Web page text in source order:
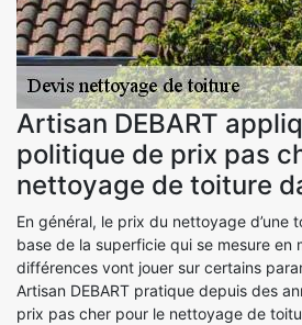
Artisan DEBART
politique de prix pas
nettoyage de toiture
En général, le prix du nettoyage d’une
base de la superficie qui se mesure en
différences vont jouer sur certains
Artisan DEBART pratique depuis des
prix pas cher pour le nettoyage de